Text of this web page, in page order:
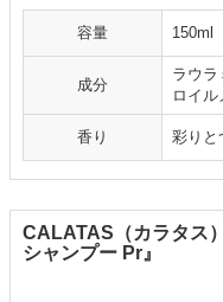
容量 150ml
成分
ラウラ
ロイ
香り 彩りと
CALATAS（カラタス
シャンプー Pr』